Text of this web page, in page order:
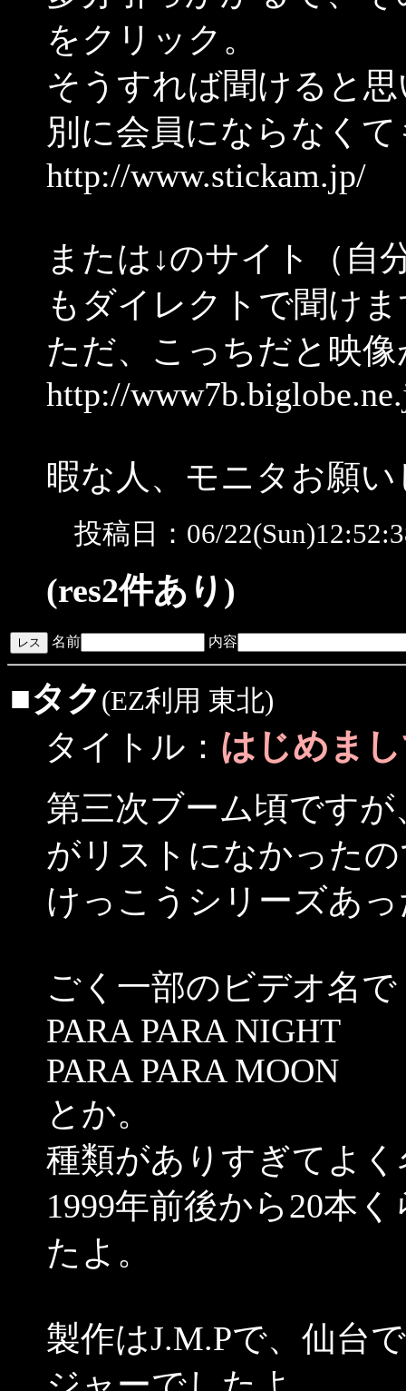
をクリック。
そうすれば聞けると
別に会員にならなく
http://www.stickam.jp/
または↓のサイト（自
もダイレクトで聞け
ただ、こっちだと映
http://
暇な人、モニタお願
投稿日：06/
(res2件あり)
名前 内容
■タク (EZ利用 東北)
タイトル： はじめま
第三次ブーム頃です
がリストになかった
けっこうシリーズあ
ごく一部のビデオ名で
PARA PARA NIGHT
PARA PARA MOON
とか。
種類がありすぎてよ
1999年前後から20本
たよ。
製作はJ.M.Pで、仙台